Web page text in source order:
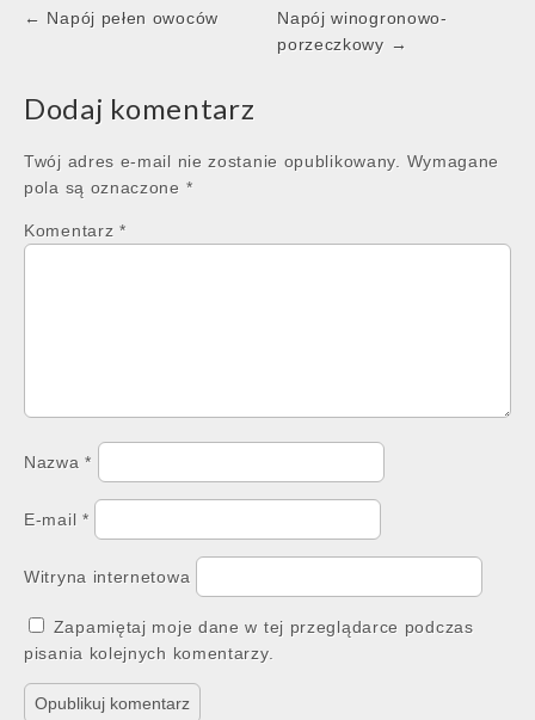
Post
← Napój pełen owoców
Napój winogronowo-
porzeczkowy →
Dodaj komentarz
Twój adres e-mail nie zostanie opublikowany.
Wymagane
pola są oznaczone *
Komentarz *
Nazwa*
E-mail *
Witryna internetowa
Zapamiętaj moje dane w tej przeglądarce podczas
pisania kolejnych komentarzy.